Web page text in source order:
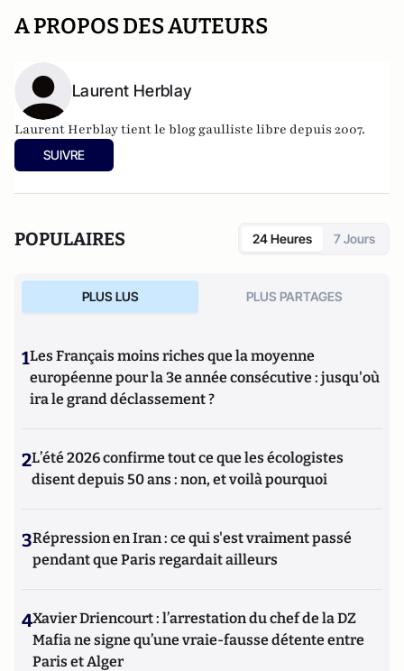
A PROPOS DES AUTEURS
Laurent Herblay
Laurent Herblay tient le bloggaulliste libre depuis 2007.
SUIVRE
POPULAIRES 24 Heures 7 Jours
PLUS LUS PLUS PARTAGES
1Les Français moins riches que la moyenne
européenne pour la 3e année consécutive : jusqu'où
ira le grand déclassement ?
2L’été 2026 confirme tout ce que les écologistes
disent depuis 50 ans : non, et voilà pourquoi
3Répression en Iran : ce qui s'est vraiment passé
pendant que Paris regardait ailleurs
4Xavier Driencourt : l’arrestation du chef de la DZ
Mafia ne signe qu’une vraie-fausse détente entre
Paris et Alger